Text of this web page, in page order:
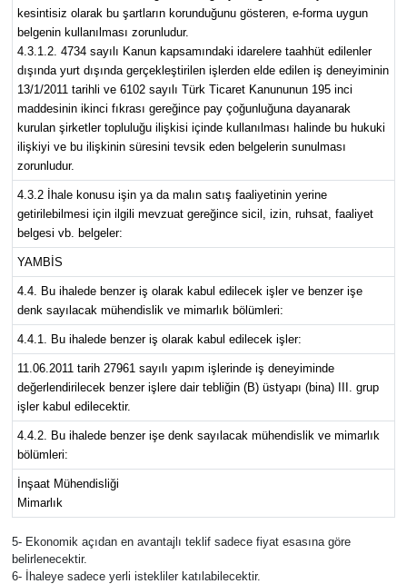
kesintisiz olarak bu şartların korunduğunu gösteren, e-forma uygun
belgenin kullanılması zorunludur.
4.3.1.2. 4734 sayılı Kanun kapsamındaki idarelere taahhüt edilenler
dışında yurt dışında gerçekleştirilen işlerden elde edilen iş deneyiminin
13/1/2011 tarihli ve 6102 sayılı Türk Ticaret Kanununun 195 inci
maddesinin ikinci fıkrası gereğince pay çoğunluğuna dayanarak
kurulan şirketler topluluğu ilişkisi içinde kullanılması halinde bu hukuki
ilişkiyi ve bu ilişkinin süresini tevsik eden belgelerin sunulması
zorunludur.
4.3.2 İhale konusu işin ya da malın satış faaliyetinin yerine
getirilebilmesi için ilgili mevzuat gereğince sicil, izin, ruhsat, faaliyet
belgesi vb. belgeler:
YAMBİS
4.4. Bu ihalede benzer iş olarak kabul edilecek işler ve benzer işe
denk sayılacak mühendislik ve mimarlık bölümleri:
4.4.1. Bu ihalede benzer iş olarak kabul edilecek işler:
11.06.2011 tarih 27961 sayılı yapım işlerinde iş deneyiminde
değerlendirilecek benzer işlere dair tebliğin (B) üstyapı (bina) III. grup
işler kabul edilecektir.
4.4.2. Bu ihalede benzer işe denk sayılacak mühendislik ve mimarlık
bölümleri:
İnşaat Mühendisliği
Mimarlık
5- Ekonomik açıdan en avantajlı teklif sadece fiyat esasına göre
belirlenecektir.
6- İhaleye sadece yerli istekliler katılabilecektir.